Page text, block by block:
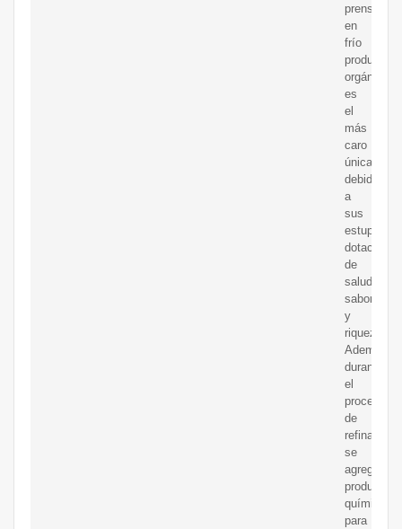
prensado
en
frío
producido
es
el
más
caro
debido
a
sus
dotaciones
de
salud,
sabor
y
riqueza.
Además,
durante
el
proceso
de
refinación,
se
agregan
productos
químicos
para